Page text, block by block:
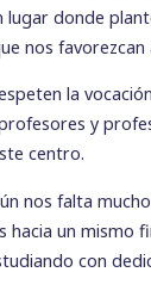
lugar donde
nos favorezcan
la
y
centro.
nos falta
un mismo
con